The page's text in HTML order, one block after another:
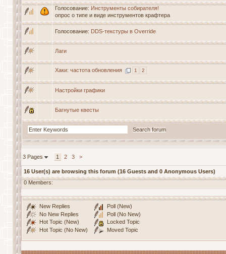
Голосование: Инструменты собирателя!
опрос о типе и виде инструментов крафтера
Голосование: DDS-текстуры в Override
Лаги
Хаки: частота обновления 1 2
Настройки графики
Багнутые квесты
3 Pages 1 2 3 >
16 User(s) are browsing this forum (16 Guests and 0 Anonymous Users)
0 Members:
New Replies
No New Replies
Hot Topic (New)
Hot Topic (No New)
Poll (New)
Poll (No New)
Locked Topic
Moved Topic